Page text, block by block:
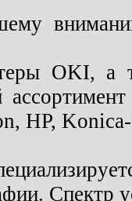
OKI,
HP,
Спектр